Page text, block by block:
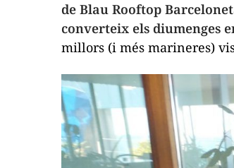
de Blau Rooftop
converteix els diumenges
millors (i més marineres)